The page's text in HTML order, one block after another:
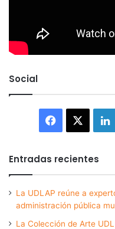
Social
Facebook
Entradas recientes
La UDLAP reúne a
administración pública
La Colección de Arte